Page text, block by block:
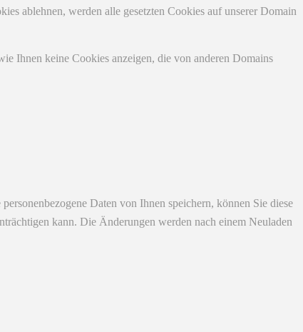
ablehnen, werden alle gesetzten Cookies auf unserer Domain
Ihnen keine Cookies anzeigen, die von anderen Domains
Daten von Ihnen speichern, können Sie diese
kann. Die Änderungen werden nach einem Neuladen